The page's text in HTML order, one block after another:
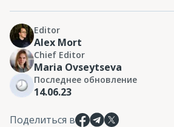
Editor
Alex Mort
Chief Editor
Maria Ovseytseva
Последнее обновление
14.06.23
Поделиться в